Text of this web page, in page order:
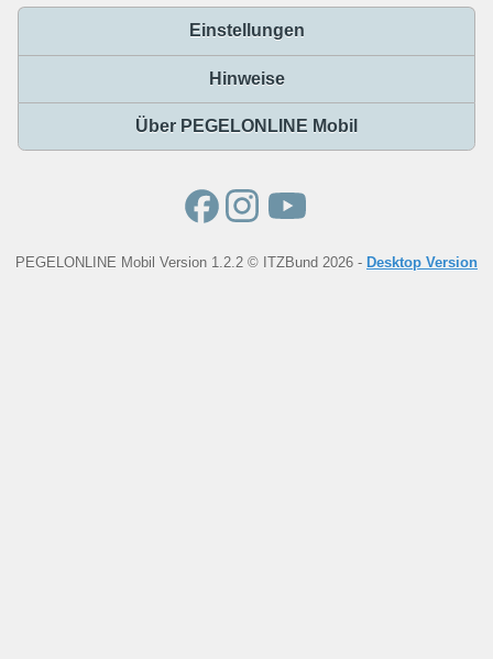
Einstellungen
Hinweise
Über PEGELONLINE Mobil
PEGELONLINE Mobil Version 1.2.2 © ITZBund 2026 - Desktop Version